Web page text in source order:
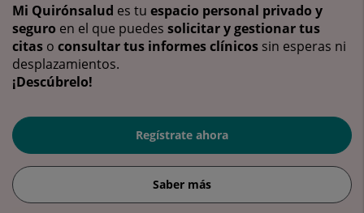
Mi Quirónsalud es tu espacio personal privado y
seguro en el que puedes solicitar y gestionar tus
citas o consultar tus informes clínicos sin esperas ni
desplazamientos.
¡Descúbrelo!
Regístrate ahora
Saber más